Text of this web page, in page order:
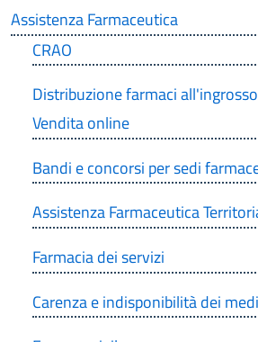
Assistenza Farmaceutica
CRAO
Distribuzione farmaci
Vendita online
Bandi e concorsi per sedi
Assistenza Farmaceutica
Farmacia dei servizi
Carenza e indisponibilità dei